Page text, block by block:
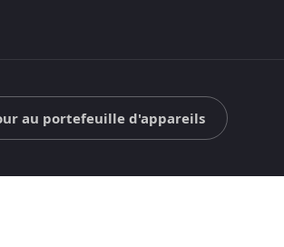
au portefeuille d'appareils